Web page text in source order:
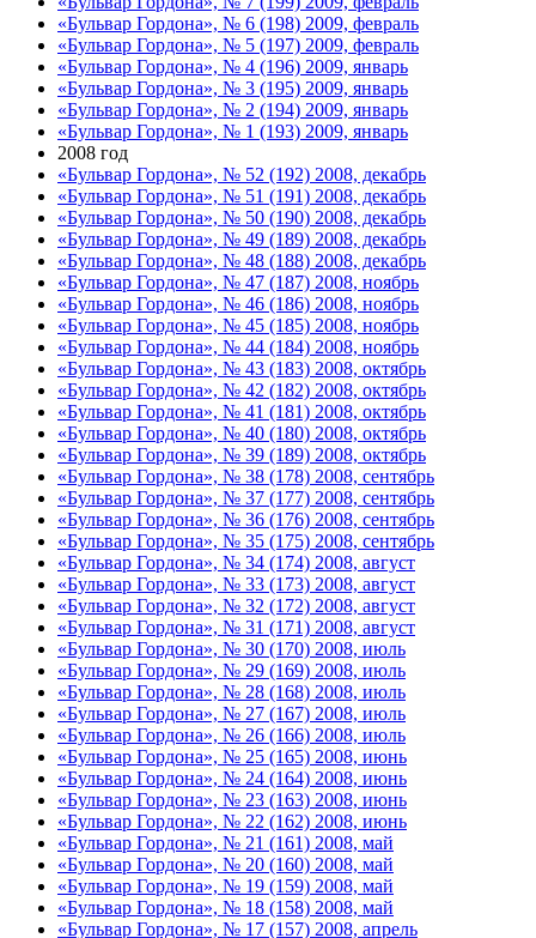
«Бульвар Гордона», № 6 (198) 2009, февраль
«Бульвар Гордона», № 5 (197) 2009, февраль
«Бульвар Гордона», № 4 (196) 2009, январь
«Бульвар Гордона», № 3 (195) 2009, январь
«Бульвар Гордона», № 2 (194) 2009, январь
«Бульвар Гордона», № 1 (193) 2009, январь
2008 год
«Бульвар Гордона», № 52 (192) 2008, декабрь
«Бульвар Гордона», № 51 (191) 2008, декабрь
«Бульвар Гордона», № 50 (190) 2008, декабрь
«Бульвар Гордона», № 49 (189) 2008, декабрь
«Бульвар Гордона», № 48 (188) 2008, декабрь
«Бульвар Гордона», № 47 (187) 2008, ноябрь
«Бульвар Гордона», № 46 (186) 2008, ноябрь
«Бульвар Гордона», № 45 (185) 2008, ноябрь
«Бульвар Гордона», № 44 (184) 2008, ноябрь
«Бульвар Гордона», № 43 (183) 2008, октябрь
«Бульвар Гордона», № 42 (182) 2008, октябрь
«Бульвар Гордона», № 41 (181) 2008, октябрь
«Бульвар Гордона», № 40 (180) 2008, октябрь
«Бульвар Гордона», № 39 (189) 2008, октябрь
«Бульвар Гордона», № 38 (178) 2008, сентябрь
«Бульвар Гордона», № 37 (177) 2008, сентябрь
«Бульвар Гордона», № 36 (176) 2008, сентябрь
«Бульвар Гордона», № 35 (175) 2008, сентябрь
«Бульвар Гордона», № 34 (174) 2008, август
«Бульвар Гордона», № 33 (173) 2008, август
«Бульвар Гордона», № 32 (172) 2008, август
«Бульвар Гордона», № 31 (171) 2008, август
«Бульвар Гордона», № 30 (170) 2008, июль
«Бульвар Гордона», № 29 (169) 2008, июль
«Бульвар Гордона», № 28 (168) 2008, июль
«Бульвар Гордона», № 27 (167) 2008, июль
«Бульвар Гордона», № 26 (166) 2008, июль
«Бульвар Гордона», № 25 (165) 2008, июнь
«Бульвар Гордона», № 24 (164) 2008, июнь
«Бульвар Гордона», № 23 (163) 2008, июнь
«Бульвар Гордона», № 22 (162) 2008, июнь
«Бульвар Гордона», № 21 (161) 2008, май
«Бульвар Гордона», № 20 (160) 2008, май
«Бульвар Гордона», № 19 (159) 2008, май
«Бульвар Гордона», № 18 (158) 2008, май
«Бульвар Гордона», № 17 (157) 2008, апрель